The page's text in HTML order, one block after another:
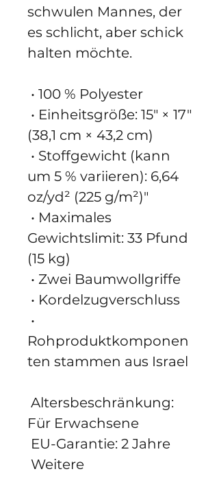
schwulen Mannes, der
es schlicht, aber schick
halten möchte.
• 100 % Polyester
(38,1 cm × 43,2 cm)
um 5 % variieren): 6,64
oz/yd² (225 g/m²)"
Gewichtslimit: 33 Pfund
(15 kg)
• Zwei Baumwollgriffe
• Kordelzugverschluss
Rohproduktkomponen
ten stammen aus Israel
Für Erwachsene
EU-Garantie: 2 Jahre